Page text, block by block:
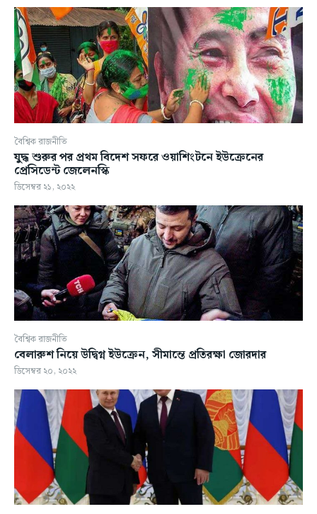
বৈশ্বিক রাজনীতি
যুদ্ধ শুরুর পর প্রথম বিদেশ সফরে ওয়াশিংটনে ইউক্রেনের
প্রেসিডেন্ট জেলেনস্কি
ডিসেম্বর ২১, ২০২২
বৈশ্বিক রাজনীতি
বেলারুশ নিয়ে উদ্বিগ্ন ইউক্রেন, সীমান্তে প্রতিরক্ষা জোরদার
ডিসেম্বর ২০, ২০২২